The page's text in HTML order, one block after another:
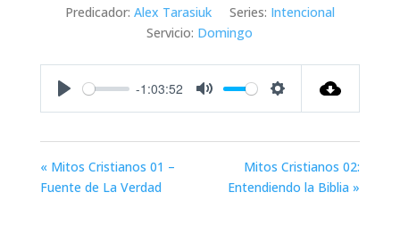
Predicador: Alex Tarasiuk Series: Intencional
Servicio: Domingo
-1:03:52
« Mitos Cristianos 01 –
Fuente de La Verdad
Mitos Cristianos 02:
Entendiendo la Biblia »